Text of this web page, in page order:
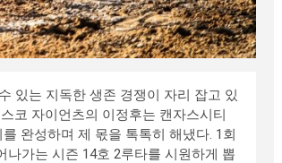
있는 지독한 생존 경쟁이 자리 잡고 있
코 자이언츠의 이정후는 캔자스시티
완성하며 제 몫을 톡톡히 해냈다. 1회
가는 시즌 14호 2루타를 시원하게 뽑